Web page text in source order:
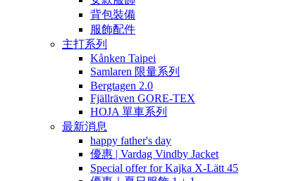
背包裝備
服飾配件
主打系列
Kånken Taipei
Samlaren 限量系列
Bergtagen 2.0
Fjällräven GORE-TEX
HOJA 單車系列
最新消息
happy father's day
優惠 | Vardag Vindby Jacket
Special offer for Kajka X-Lätt 45